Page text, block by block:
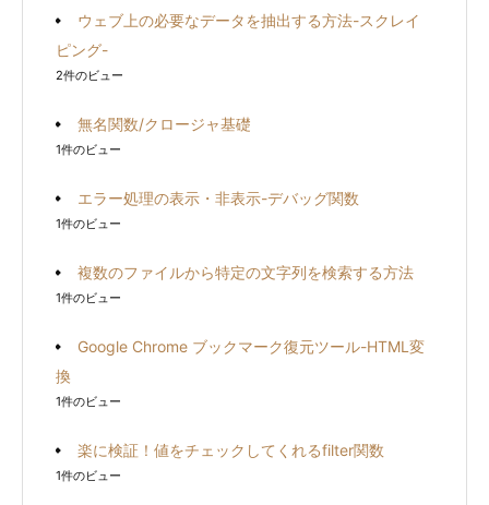
ウェブ上の必要なデータを抽出する方法-スクレイ
ピング-
2件のビュー
無名関数/クロージャ基礎
1件のビュー
エラー処理の表示・非表示-デバッグ関数
1件のビュー
複数のファイルから特定の文字列を検索する方法
1件のビュー
Google Chrome ブックマーク復元ツール-HTML変
換
1件のビュー
楽に検証！値をチェックしてくれるfilter関数
1件のビュー